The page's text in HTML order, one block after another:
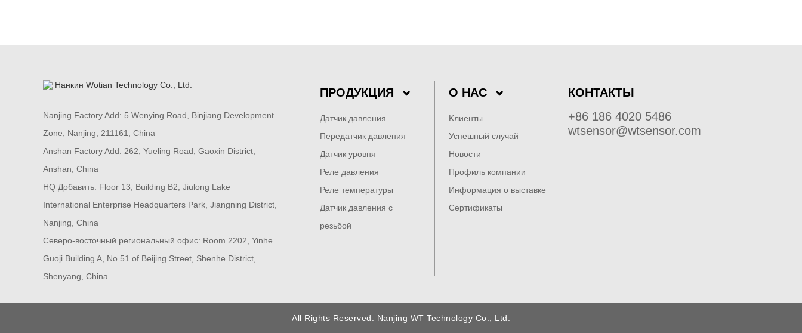
Nanjing Factory Add: 5 Wenying Road, Binjiang Development
Zone, Nanjing, 211161, China
Anshan Factory Add: 262, Yueling Road, Gaoxin District,
Anshan, China
HQ Добавить: Floor 13, Building B2, Jiulong Lake
International Enterprise Headquarters Park, Jiangning District,
Nanjing, China
Северо-восточный региональный офис: Room 2202, Yinhe
Guoji Building A, No.51 of Beijing Street, Shenhe District,
Shenyang, China
ПРОДУКЦИЯ
Датчик давления
Передатчик давления
Датчик уровня
Реле давления
Реле температуры
Датчик давления с
резьбой
О НАС
Kлиенты
Успешный случай
Новости
Профиль компании
Информация о выставке
Сертификаты
КОНТАКТЫ
+86 186 4020 5486
wtsensor@wtsensor.com
All Rights Reserved: Nanjing WT Technology Co., Ltd.